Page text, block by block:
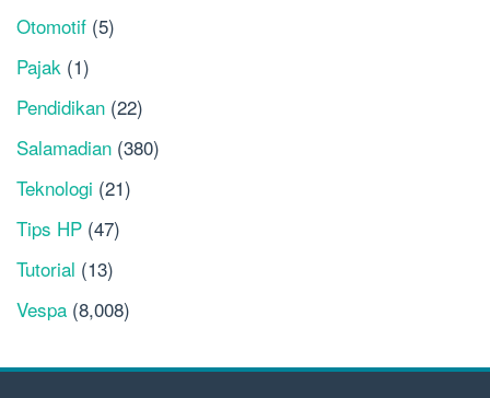
Otomotif (5)
Pajak (1)
Pendidikan (22)
Salamadian (380)
Teknologi (21)
Tips HP (47)
Tutorial (13)
Vespa (8,008)